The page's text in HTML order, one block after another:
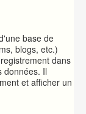
base de
blogs, etc.)
dans
données. Il
et afficher un